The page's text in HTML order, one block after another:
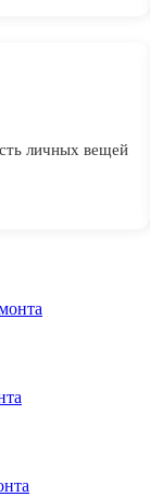
личных вещей